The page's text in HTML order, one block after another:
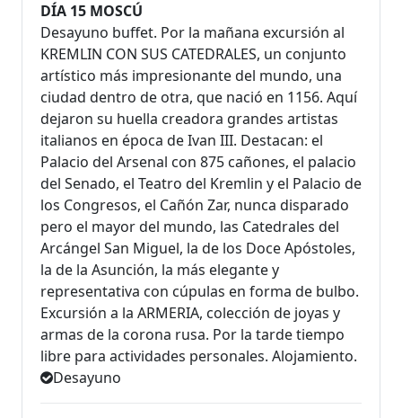
DÍA 15 MOSCÚ
Desayuno buffet. Por la mañana excursión al
KREMLIN CON SUS CATEDRALES, un conjunto
artístico más impresionante del mundo, una
ciudad dentro de otra, que nació en 1156. Aquí
dejaron su huella creadora grandes artistas
italianos en época de Ivan III. Destacan: el
Palacio del Arsenal con 875 cañones, el palacio
del Senado, el Teatro del Kremlin y el Palacio de
los Congresos, el Cañón Zar, nunca disparado
pero el mayor del mundo, las Catedrales del
Arcángel San Miguel, la de los Doce Apóstoles,
la de la Asunción, la más elegante y
representativa con cúpulas en forma de bulbo.
Excursión a la ARMERIA, colección de joyas y
armas de la corona rusa. Por la tarde tiempo
libre para actividades personales. Alojamiento.
Desayuno